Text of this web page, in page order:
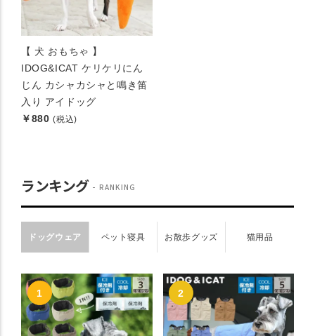
【 犬 おもちゃ 】
IDOG&ICAT ケリケリにん
じん カシャカシャと鳴き笛
入り アイドッグ
￥880 (税込)
ランキング RANKING
ドッグウェア ペット寝具 お散歩グッズ 猫用品